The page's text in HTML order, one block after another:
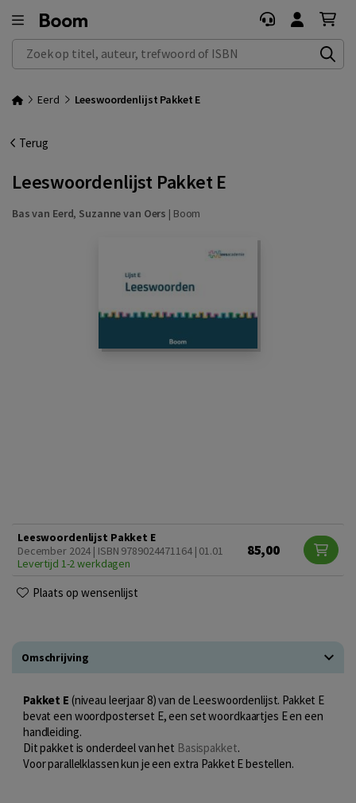
Zoek op titel, auteur, trefwoord of ISBN
Eerd Leeswoordenlijst Pakket E
Terug
Leeswoordenlijst Pakket E
Bas van Eerd, Suzanne van Oers | Boom
Leeswoordenlijst Pakket E
December 2024 | ISBN 9789024471164 | 01.01
Levertijd 1-2 werkdagen
85,00
Plaats op wensenlijst
Omschrijving
Pakket E (niveau leerjaar 8) van de Leeswoordenlijst. Pakket E
bevat een woordposterset E, een set woordkaartjes E en een
handleiding.
Dit pakket is onderdeel van het Basispakket.
Voor parallelklassen kun je een extra Pakket E bestellen.